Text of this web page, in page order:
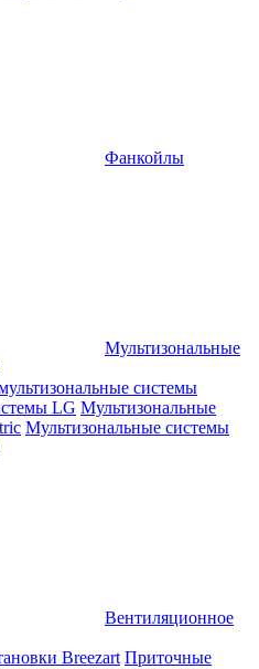
Фанкойлы
Мультизональные
системы
LG Мультизональные
Мультизональные системы
Вентиляционное
Breezart Приточные